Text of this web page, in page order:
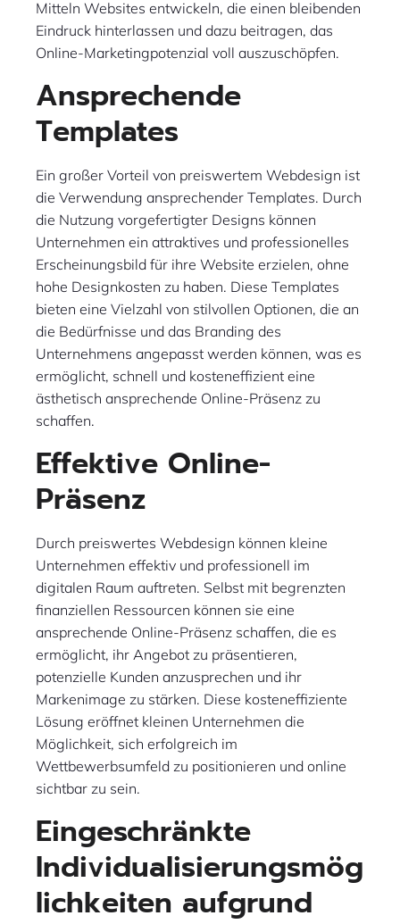
Mitteln Websites entwickeln, die einen bleibenden
Eindruck hinterlassen und dazu beitragen, das
Online-Marketingpotenzial voll auszuschöpfen.
Ansprechende
Templates
Ein großer Vorteil von preiswertem Webdesign ist
die Verwendung ansprechender Templates. Durch
die Nutzung vorgefertigter Designs können
Unternehmen ein attraktives und professionelles
Erscheinungsbild für ihre Website erzielen, ohne
hohe Designkosten zu haben. Diese Templates
bieten eine Vielzahl von stilvollen Optionen, die an
die Bedürfnisse und das Branding des
Unternehmens angepasst werden können, was es
ermöglicht, schnell und kosteneffizient eine
ästhetisch ansprechende Online-Präsenz zu
schaffen.
Effektive Online-
Präsenz
Durch preiswertes Webdesign können kleine
Unternehmen effektiv und professionell im
digitalen Raum auftreten. Selbst mit begrenzten
finanziellen Ressourcen können sie eine
ansprechende Online-Präsenz schaffen, die es
ermöglicht, ihr Angebot zu präsentieren,
potenzielle Kunden anzusprechen und ihr
Markenimage zu stärken. Diese kosteneffiziente
Lösung eröffnet kleinen Unternehmen die
Möglichkeit, sich erfolgreich im
Wettbewerbsumfeld zu positionieren und online
sichtbar zu sein.
Eingeschränkte
Individualisierungsmög
lichkeiten aufgrund